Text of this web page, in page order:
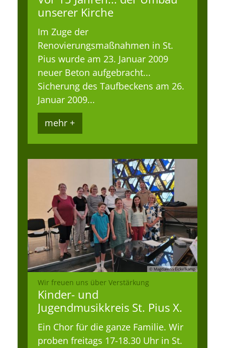
unserer Kirche
Im Zuge der
Renovierungsmaßnahmen in St.
Pius wurde am 23. Januar 2009
neuer Beton aufgebracht...
Sicherung des Taufbeckens am 26.
Januar 2009...
mehr +
© Magdalena Eickelkamp
Wir freuen uns über Verstärkung
Kinder- und
Jugendmusikkreis St. Pius X.
Ein Chor für die ganze Familie. Wir
proben freitags 17-18.30 Uhr in St.